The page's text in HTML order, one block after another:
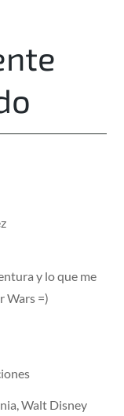
y lo que me
Wars =)
Walt Disney